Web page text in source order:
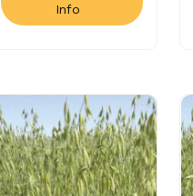
Info